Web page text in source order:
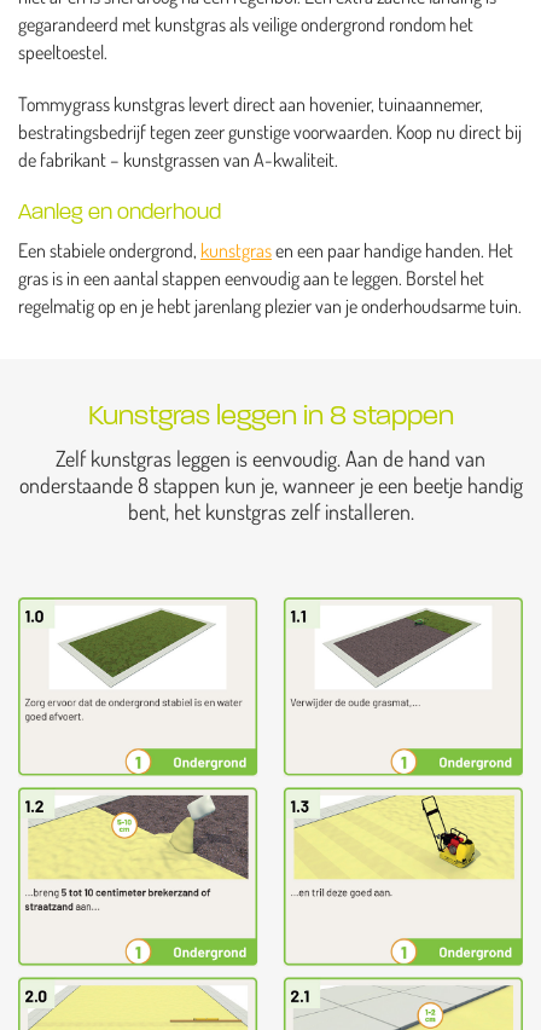
gegarandeerd met kunstgras als veilige ondergrond rondom het
speeltoestel.
Tommygrass kunstgras levert direct aan hovenier, tuinaannemer,
bestratingsbedrijf tegen zeer gunstige voorwaarden. Koop nu direct bij
de fabrikant – kunstgrassen van A-kwaliteit.
Aanleg en onderhoud
Een stabiele ondergrond, kunstgrasen een paar handige handen. Het
gras is in een aantal stappen eenvoudig aan te leggen. Borstel het
regelmatig op en je hebt jarenlang plezier van je onderhoudsarme tuin.
Kunstgras leggen in 8 stappen
Zelf kunstgras leggen is eenvoudig. Aan de hand van
onderstaande 8 stappen kun je, wanneer je een beetje handig
bent, het kunstgras zelf installeren.